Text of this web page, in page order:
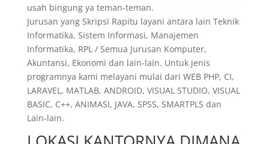
usah bingung ya teman-teman.
Jurusan yang Skripsi Rapitu layani antara lain Teknik
Informatika, Sistem Informasi, Manajemen
Informatika, RPL / Semua Jurusan Komputer,
Akuntansi, Ekonomi dan lain-lain. Untuk jenis
programnya kami melayani mulai dari WEB PHP, CI,
LARAVEL, MATLAB, ANDROID, VISUAL STUDIO, VISUAL
BASIC, C++, ANIMASI, JAVA, SPSS, SMARTPLS dan
Lain-lain.